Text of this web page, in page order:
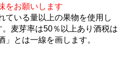
をお願いします
ている量以上の果物を使用し
。麦芽率は50％以上あり酒税は
」とは一線を画します。